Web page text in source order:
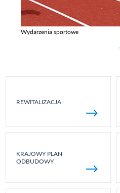
Wydarzenia sportowe
REWITALIZACJA
KRAJOWY PLAN
ODBUDOWY